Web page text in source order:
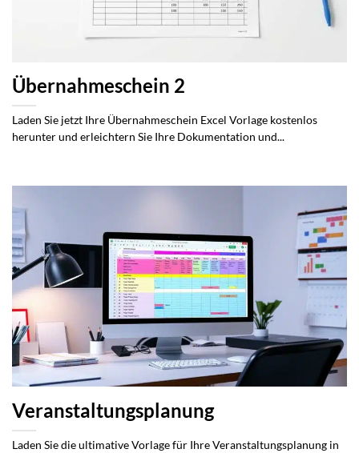
Übernahmeschein 2
Laden Sie jetzt Ihre Übernahmeschein Excel Vorlage kostenlos
herunter und erleichtern Sie Ihre Dokumentation und...
Veranstaltungsplanung
Laden Sie die ultimative Vorlage für Ihre Veranstaltungsplanung in